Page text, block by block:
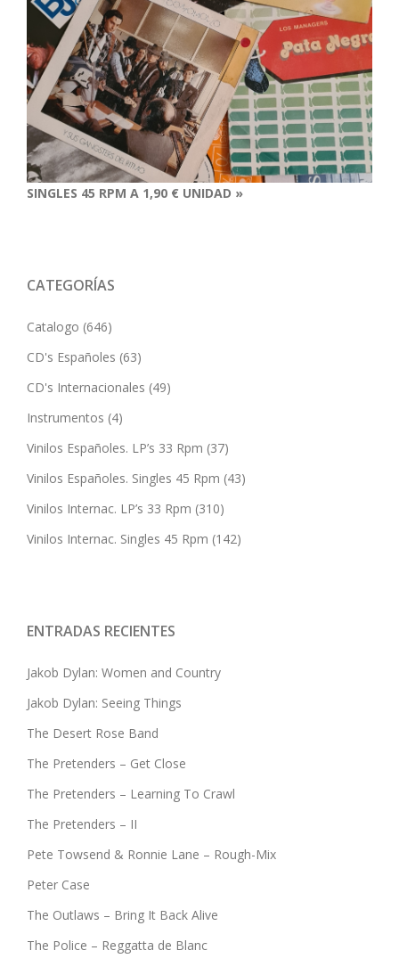
SINGLES 45 RPM A 1,90 € UNIDAD »
CATEGORÍAS
Catalogo (646)
CD's Españoles (63)
CD's Internacionales (49)
Instrumentos (4)
Vinilos Españoles. LP’s 33 Rpm (37)
Vinilos Españoles. Singles 45 Rpm (43)
Vinilos Internac. LP’s 33 Rpm (310)
Vinilos Internac. Singles 45 Rpm (142)
ENTRADAS RECIENTES
Jakob Dylan: Women and Country
Jakob Dylan: Seeing Things
The Desert Rose Band
The Pretenders – Get Close
The Pretenders – Learning To Crawl
The Pretenders – II
Pete Towsend & Ronnie Lane – Rough-Mix
Peter Case
The Outlaws – Bring It Back Alive
The Police – Reggatta de Blanc